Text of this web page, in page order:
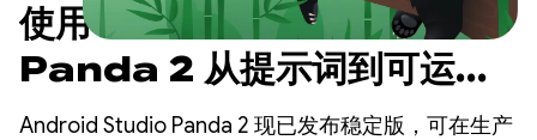
使用 Android Studio
Panda 2 从提示词到可运行
的原型
Android Studio Panda 2 现已发布稳定版，可在生产